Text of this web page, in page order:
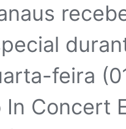
feira
Concert